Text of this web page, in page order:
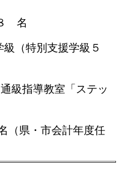
名
特別支援学級５
「ステッ
県・市会計年度任